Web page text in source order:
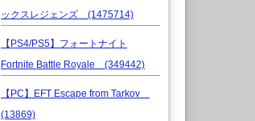
ックスレジェンズ (1475714)
【PS4/PS5】フォートナイト
Fortnite Battle Royale (349442)
【PC】EFT Escape from Tarkov
(13869)